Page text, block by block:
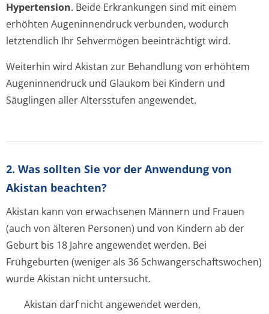
Hypertension. Beide Erkrankungen sind mit einem
erhöhten Augeninnendruck verbunden, wodurch
letztendlich Ihr Sehvermögen beeinträchtig­t wird.
Weiterhin wird Akistan zur Behandlung von erhöhtem
Augeninnendruck und Glaukom bei Kindern und
Säuglingen aller Altersstufen angewendet.
2. Was sollten Sie vor der Anwendung von
Akistan beachten?
Akistan kann von erwachsenen Männern und Frauen
(auch von älteren Personen) und von Kindern ab der
Geburt bis 18 Jahre angewendet werden. Bei
Frühgeburten (weniger als 36 Schwangerschaf­tswochen)
wurde Akistan nicht untersucht.
Akistan darf nicht angewendet werden,